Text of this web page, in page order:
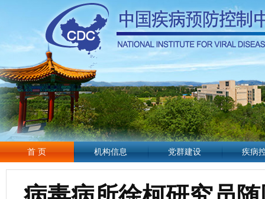
首 页 机构信息 党群建设 疾病